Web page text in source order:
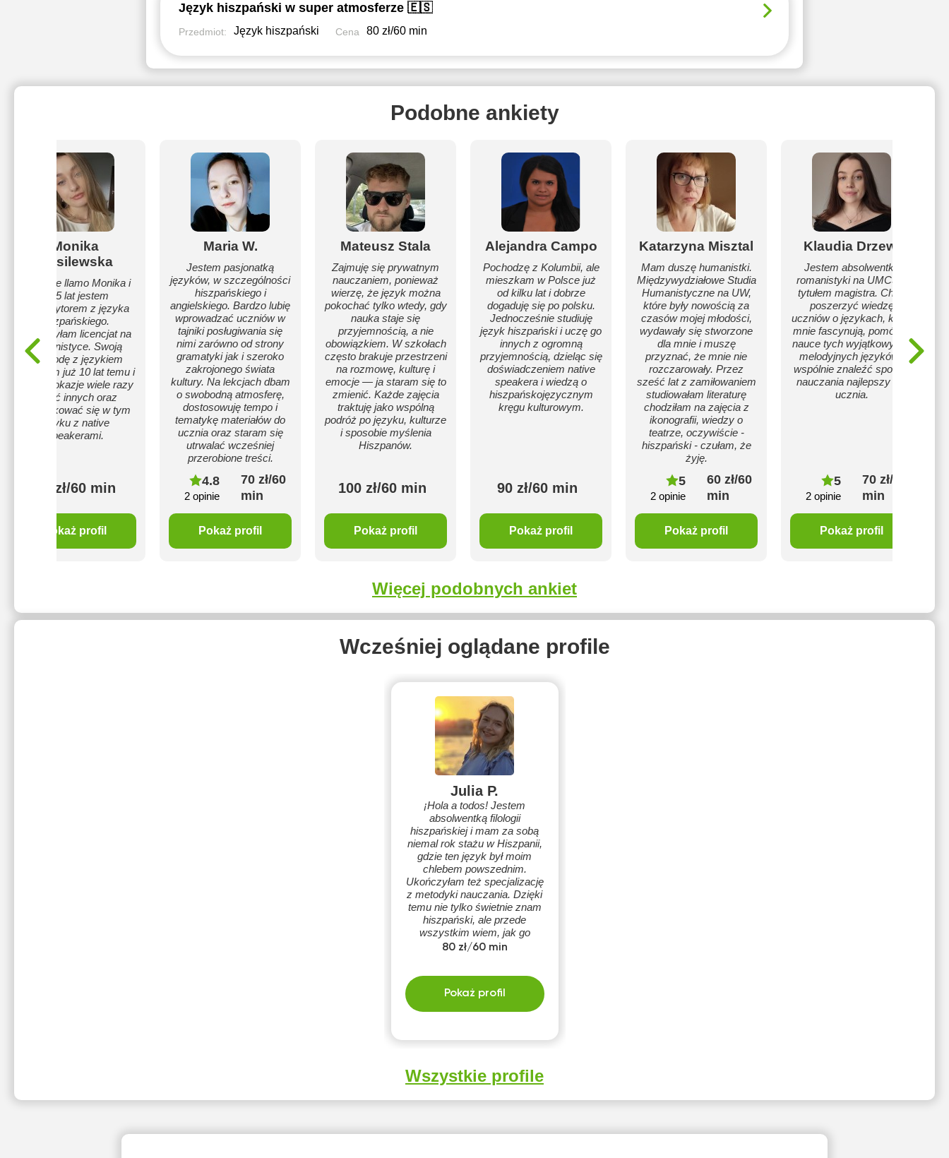
Język hiszpański w super atmosferze 🇪🇸
Przedmiot: Język hiszpański Cena 80 zł/60 min
Podobne ankiety
Monika
Wasilewska
Hola! Me llamo Monika i
od 5 lat jestem
korepetytorem z języka
hiszpańskiego.
Ukończyłam licencjat na
Hispanistyce. Swoją
przygodę z językiem
zaczęłam już 10 lat temu i
miałam okazje wiele razy
uczyć innych oraz
komunikować się w tym
języku z native
speakerami.
100 zł/60 min
Pokaż profil
Maria W.
Jestem pasjonatką
języków, w szczególności
hiszpańskiego i
angielskiego. Bardzo lubię
wprowadzać uczniów w
tajniki posługiwania się
nimi zarówno od strony
gramatyki jak i szeroko
zakrojonego świata
kultury. Na lekcjach dbam
o swobodną atmosferę,
dostosowuję tempo i
tematykę materiałów do
ucznia oraz staram się
utrwalać wcześniej
przerobione treści.
4.8
2 opinie
70 zł/60
min
Pokaż profil
Mateusz Stala
Zajmuję się prywatnym
nauczaniem, ponieważ
wierzę, że język można
pokochać tylko wtedy, gdy
nauka staje się
przyjemnością, a nie
obowiązkiem. W szkołach
często brakuje przestrzeni
na rozmowę, kulturę i
emocje — ja staram się to
zmienić. Każde zajęcia
traktuję jako wspólną
podróż po języku, kulturze
i sposobie myślenia
Hiszpanów.
100 zł/60 min
Pokaż profil
Alejandra Campo
Pochodzę z Kolumbii, ale
mieszkam w Polsce już
od kilku lat i dobrze
dogaduję się po polsku.
Jednocześnie studiuję
język hiszpański i uczę go
innych z ogromną
przyjemnością, dzieląc się
doświadczeniem native
speakera i wiedzą o
hiszpańskojęzycznym
kręgu kulturowym.
90 zł/60 min
Pokaż profil
Katarzyna Misztal
Mam duszę humanistki.
Międzywydziałowe Studia
Humanistyczne na UW,
które były nowością za
czasów mojej młodości,
wydawały się stworzone
dla mnie i muszę
przyznać, że mnie nie
rozczarowały. Przez
sześć lat z zamiłowaniem
studiowałam literaturę
chodziłam na zajęcia z
ikonografii, wiedzy o
teatrze, oczywiście -
hiszpański - czułam, że
żyję.
5
2 opinie
60 zł/60
min
Pokaż profil
Klaudia Drzewi
Jestem absolwentką
romanistyki na UMCS z
tytułem magistra. Chcę
poszerzyć wiedzę
uczniów o językach, które
mnie fascynują, pomóc w
nauce tych wyjątkowych i
melodyjnych języków i
wspólnie znaleźć sposób
nauczania najlepszy dla
ucznia.
5
2 opinie
70 zł/60
min
Pokaż profil
Więcej podobnych ankiet
Wcześniej oglądane profile
Julia P.
¡Hola a todos! Jestem
absolwentką filologii
hiszpańskiej i mam za sobą
niemal rok stażu w Hiszpanii,
gdzie ten język był moim
chlebem powszednim.
Ukończyłam też specjalizację
z metodyki nauczania. Dzięki
temu nie tylko świetnie znam
hiszpański, ale przede
wszystkim wiem, jak go
bezstresowo uczyć :)
80 zł/60 min
Pokaż profil
Wszystkie profile